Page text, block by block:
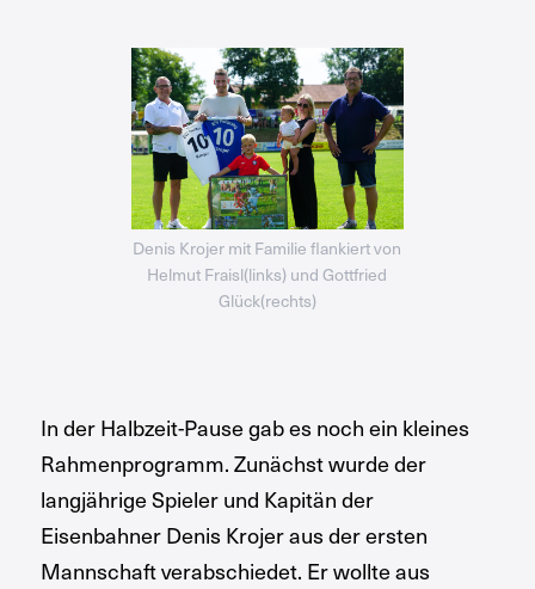
Denis Krojer mit Familie flankiert von
Helmut Fraisl(links) und Gottfried
Glück(rechts)
In der Halbzeit-Pause gab es noch ein kleines
Rahmenprogramm. Zunächst wurde der
langjährige Spieler und Kapitän der
Eisenbahner Denis Krojer aus der ersten
Mannschaft verabschiedet. Er wollte aus